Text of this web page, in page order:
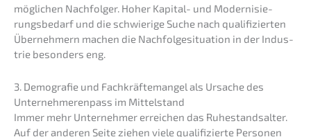
mögli­chen Nachfol­ger. Hoher Kapital- und Moder­ni­sie­
rungs­be­darf und die schwie­ri­ge Suche nach quali­fi­zier­ten
Überneh­mern machen die Nachfol­ge­si­tua­ti­on in der Indus­
trie beson­ders eng.
3. Demogra­fie und Fachkräf­te­man­gel als Ursache des
Unter­neh­me­ren­pass im Mittelstand
Immer mehr Unter­neh­mer errei­chen das Ruhestands­al­ter.
Auf der anderen Seite ziehen viele quali­fi­zier­te Perso­nen